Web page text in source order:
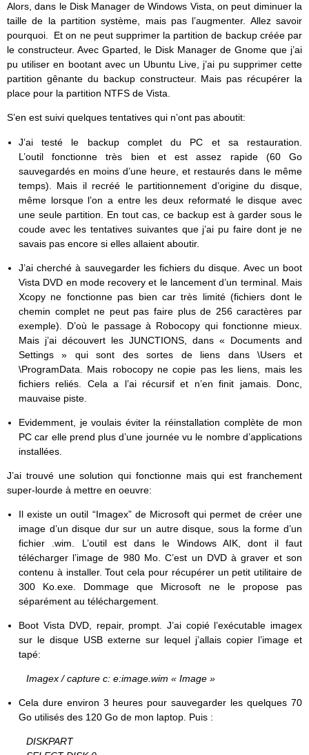
Alors, dans le Disk Manager de Windows Vista, on peut diminuer la
taille de la partition système, mais pas l’augmenter. Allez savoir
pourquoi. Et on ne peut supprimer la partition de backup créée par
le constructeur. Avec Gparted, le Disk Manager de Gnome que j’ai
pu utiliser en bootant avec un Ubuntu Live, j’ai pu supprimer cette
partition gênante du backup constructeur. Mais pas récupérer la
place pour la partition NTFS de Vista.
S’en est suivi quelques tentatives qui n’ont pas aboutit:
J’ai testé le backup complet du PC et sa restauration.
L’outil fonctionne très bien et est assez rapide (60 Go
sauvegardés en moins d’une heure, et restaurés dans le même
temps). Mais il recréé le partitionnement d’origine du disque,
même lorsque l’on a entre les deux reformaté le disque avec
une seule partition. En tout cas, ce backup est à garder sous le
coude avec les tentatives suivantes que j’ai pu faire dont je ne
savais pas encore si elles allaient aboutir.
J’ai cherché à sauvegarder les fichiers du disque. Avec un boot
Vista DVD en mode recovery et le lancement d’un terminal. Mais
Xcopy ne fonctionne pas bien car très limité (fichiers dont le
chemin complet ne peut pas faire plus de 256 caractères par
exemple). D’où le passage à Robocopy qui fonctionne mieux.
Mais j’ai découvert les JUNCTIONS, dans « Documents and
Settings » qui sont des sortes de liens dans \Users et
\ProgramData. Mais robocopy ne copie pas les liens, mais les
fichiers reliés. Cela a l’ai récursif et n’en finit jamais. Donc,
mauvaise piste.
Evidemment, je voulais éviter la réinstallation complète de mon
PC car elle prend plus d’une journée vu le nombre d’applications
installées.
J’ai trouvé une solution qui fonctionne mais qui est franchement
super-lourde à mettre en oeuvre:
Il existe un outil “Imagex” de Microsoft qui permet de créer une
image d’un disque dur sur un autre disque, sous la forme d’un
fichier .wim. L’outil est dans le Windows AIK, dont il faut
télécharger l’image de 980 Mo. C’est un DVD à graver et son
contenu à installer. Tout cela pour récupérer un petit utilitaire de
300 Ko.exe. Dommage que Microsoft ne le propose pas
séparément au téléchargement.
Boot Vista DVD, repair, prompt. J’ai copié l’exécutable imagex
sur le disque USB externe sur lequel j’allais copier l’image et
tapé:
Imagex / capture c: e:image.wim « Image »
Cela dure environ 3 heures pour sauvegarder les quelques 70
Go utilisés des 120 Go de mon laptop. Puis :
DISKPART